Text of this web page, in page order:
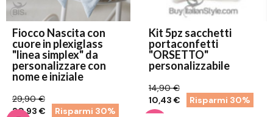
Fiocco Nascita con
cuore in plexiglass
"linea simplex" da
personalizzare con
nome e iniziale
29,90 €
20,93 €
Risparmi 30%
Kit 5pz sacchetti
portaconfetti
"ORSETTO"
personalizzabile
14,90 €
10,43 €
Risparmi 30%